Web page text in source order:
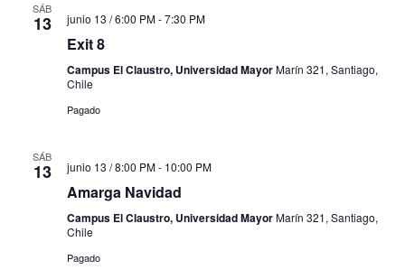
SÁB
13 junio 13 / 6:00 PM-7:30 PM
Exit 8
Campus El Claustro, Universidad MayorMarín 321, Santiago,
Chile
Pagado
SÁB
13 junio 13 / 8:00 PM- 10:00 PM
Amarga Navidad
Campus El Claustro, Universidad MayorMarín 321, Santiago,
Chile
Pagado